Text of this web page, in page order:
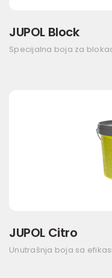
JUPOL Block
Specijalna boja za
JUPOL Citro
Unutrašnja boja sa